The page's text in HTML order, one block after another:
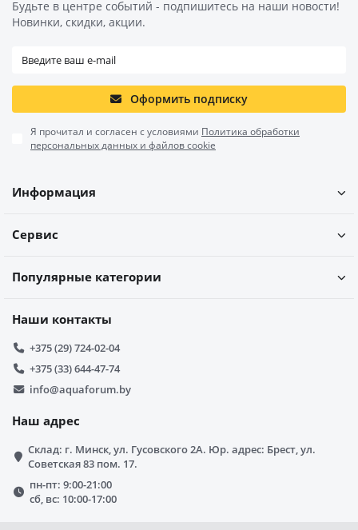
Будьте в центре событий - подпишитесь на наши новости!
Новинки, скидки, акции.
Оформить подписку
Я прочитал и согласен с условиями Политика обработки
персональных данных и файлов cookie
Информация
Сервис
Популярные категории
Наши контакты
+375 (29) 724-02-04
+375 (33) 644-47-74
info@aquaforum.by
Наш адрес
Склад: г. Минск, ул. Гусовского 2А. Юр. адрес: Брест, ул.
Советская 83 пом. 17.
пн-пт: 9:00-21:00
сб, вс: 10:00-17:00